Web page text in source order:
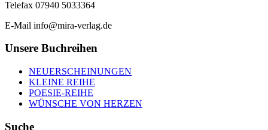
Telefax 07940 5033364
E-Mail info@mira-verlag.de
Unsere Buchreihen
NEUERSCHEINUNGEN
KLEINE REIHE
POESIE-REIHE
WÜNSCHE VON HERZEN
Suche